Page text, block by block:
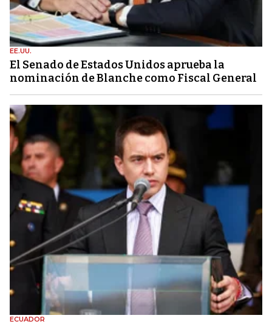
EE.UU.
El Senado de Estados Unidos aprueba la
nominación de Blanche como Fiscal General
ECUADOR